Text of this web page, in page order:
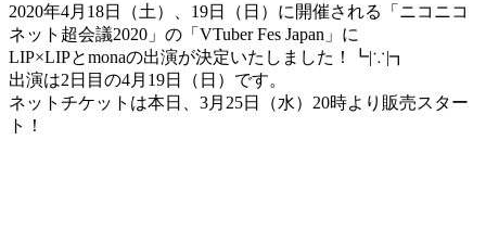
2020年4月18日（土）、19日（日）に開催される「ニコニコ
ネット超会議2020」の「VTuber Fes Japan」に
LIP×LIPとmonaの出演が決定いたしました！┗|∵|┓
出演は2日目の4月19日（日）です。
ネットチケットは本日、3月25日（水）20時より販売スター
ト！